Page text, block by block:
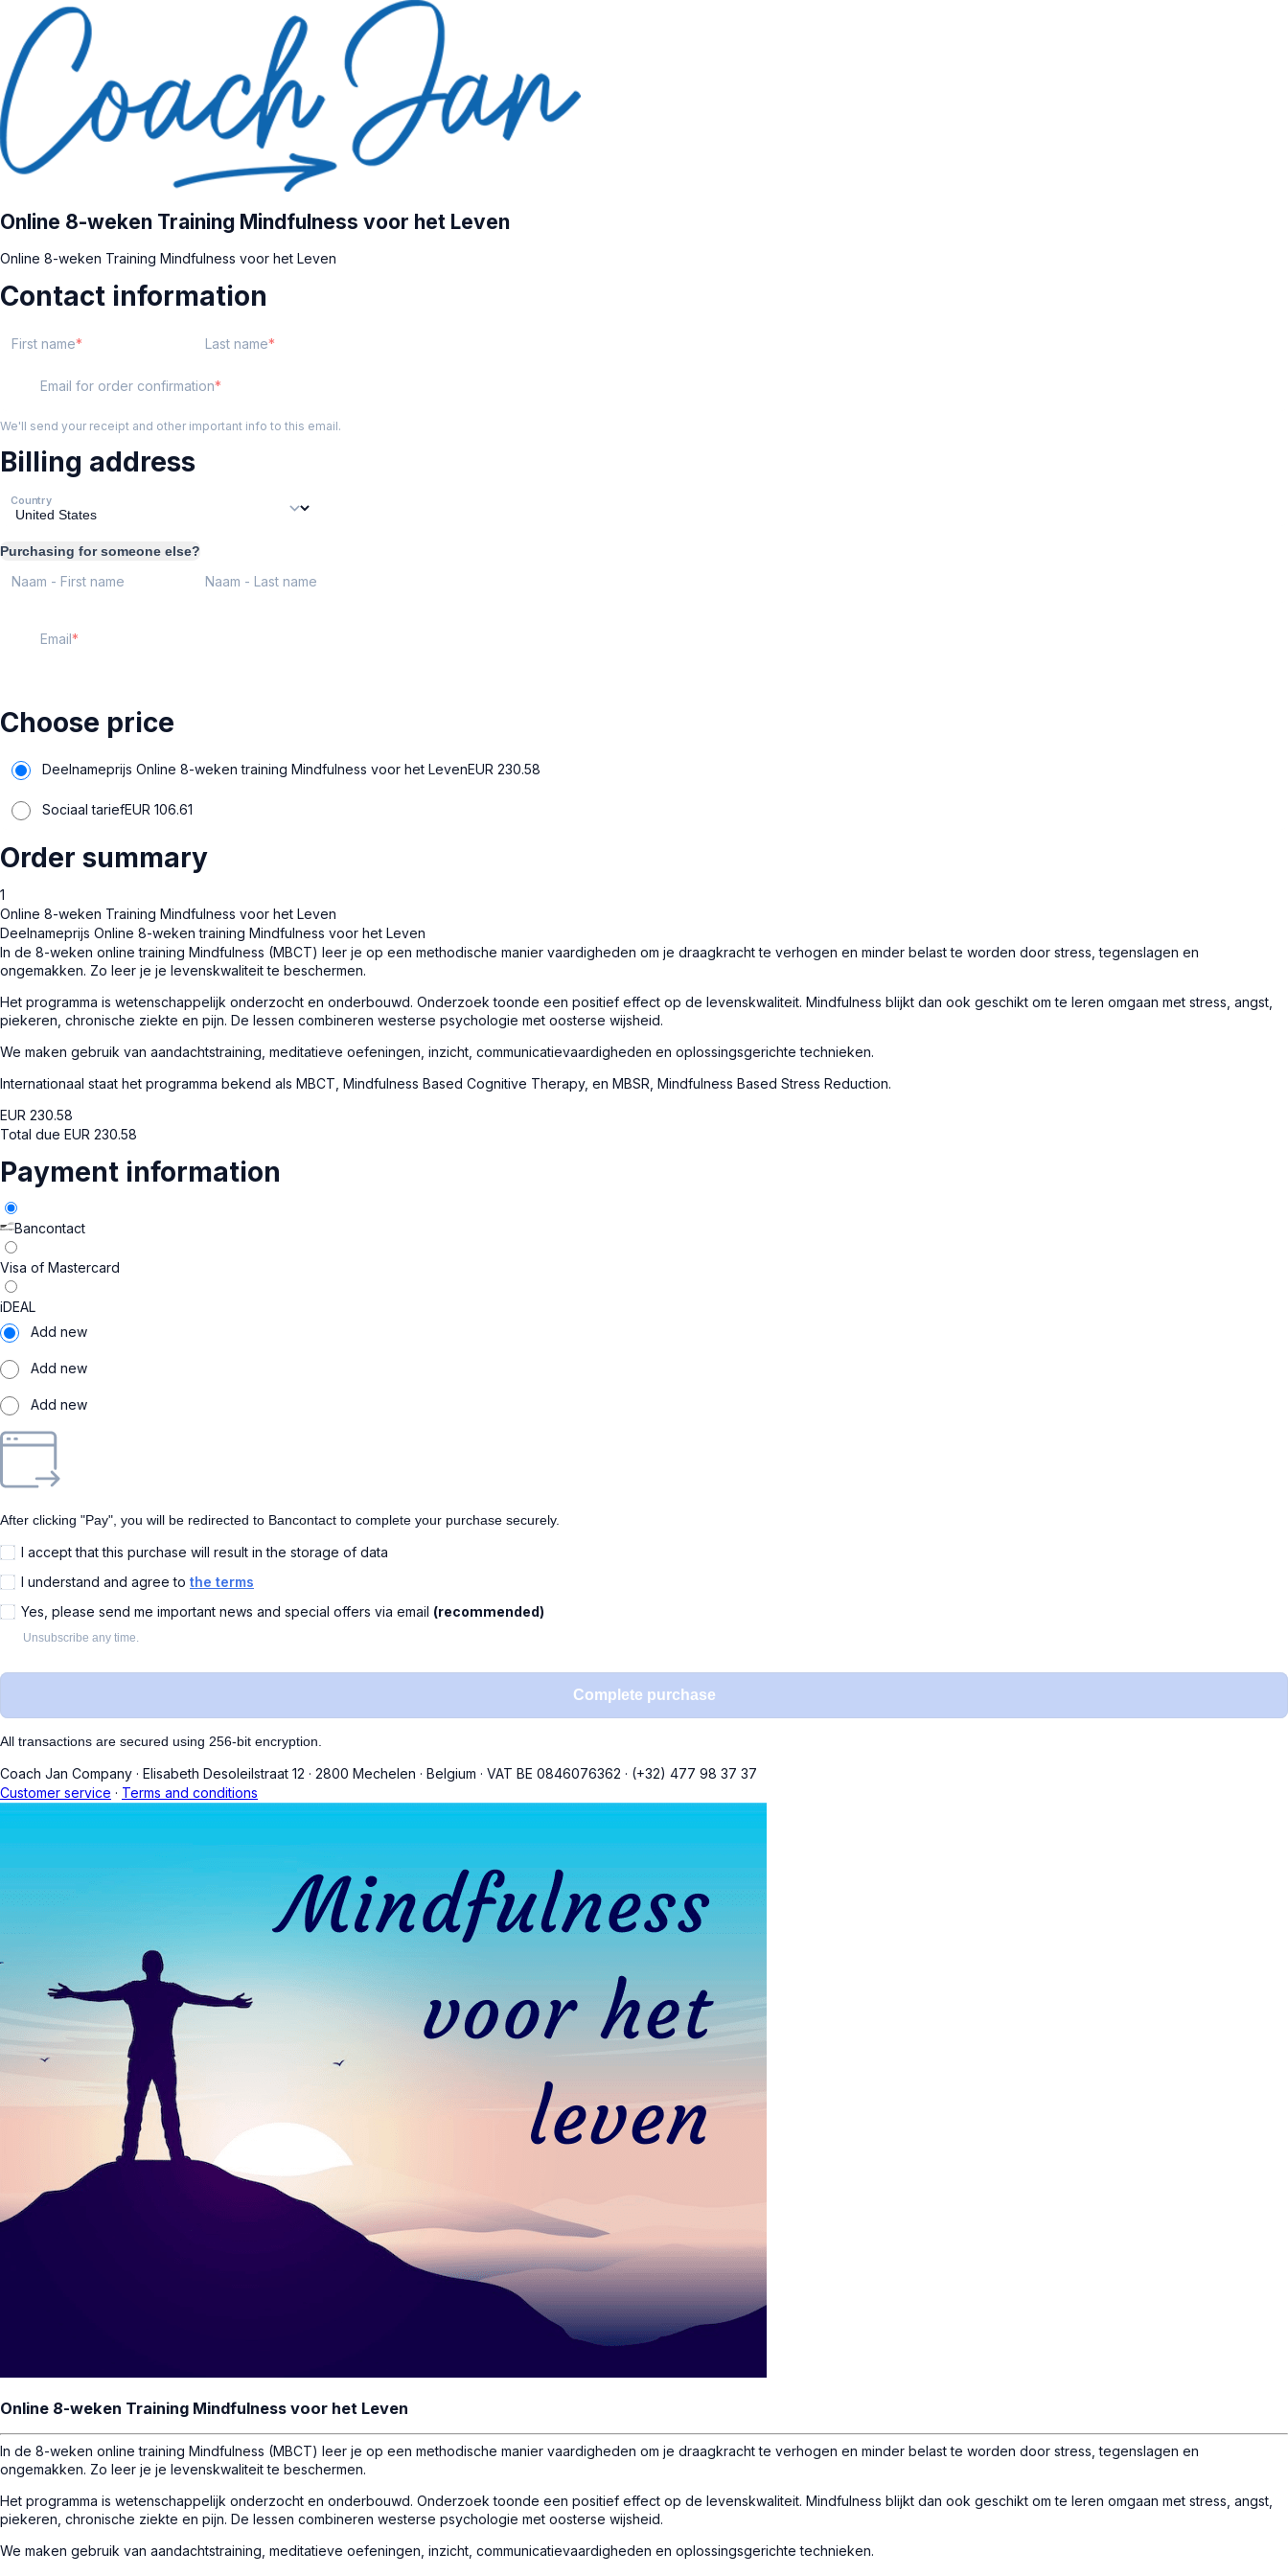
Online 8-weken Training Mindfulness voor het Leven
Online 8-weken Training Mindfulness voor het Leven
Contact information
First name Last name
Email for order confirmation
We'll send your receipt and other important info to this email.
Billing address
Country
Purchasing for someone else?
Naam - First name Naam - Last name
Email
Choose price
Deelnameprijs Online 8-weken training Mindfulness voor het LevenEUR 230.58
Sociaal tariefEUR 106.61
Order summary
1
Online 8-weken Training Mindfulness voor het Leven
Deelnameprijs Online 8-weken training Mindfulness voor het Leven
In de 8-weken online training Mindfulness (MBCT) leer je op een methodische manier vaardigheden om je draagkracht te verhogen en minder belast te worden door stress, tegenslagen en
ongemakken. Zo leer je je levenskwaliteit te beschermen.
Het programma is wetenschappelijk onderzocht en onderbouwd. Onderzoek toonde een positief effect op de levenskwaliteit. Mindfulness blijkt dan ook geschikt om te leren omgaan met stress, angst,
piekeren, chronische ziekte en pijn. De lessen combineren westerse psychologie met oosterse wijsheid.
We maken gebruik van aandachtstraining, meditatieve oefeningen, inzicht, communicatievaardigheden en oplossingsgerichte technieken.
Internationaal staat het programma bekend als MBCT, Mindfulness Based Cognitive Therapy, en MBSR, Mindfulness Based Stress Reduction.
EUR 230.58
Total due EUR 230.58
Payment information
Bancontact
Visa of Mastercard
iDEAL
Add new
Add new
Add new
After clicking "Pay", you will be redirected to Bancontact to complete your purchase securely.
I accept that this purchase will result in the storage of data
I understand and agree to the terms
Yes, please send me important news and special offers via email (recommended)
Unsubscribe any time.
Complete purchase
All transactions are secured using 256-bit encryption.
Coach Jan Company · Elisabeth Desoleilstraat 12 · 2800 Mechelen · Belgium · VAT BE 0846076362 · (+32) 477 98 37 37
Customer service · Terms and conditions
Online 8-weken Training Mindfulness voor het Leven
In de 8-weken online training Mindfulness (MBCT) leer je op een methodische manier vaardigheden om je draagkracht te verhogen en minder belast te worden door stress, tegenslagen en
ongemakken. Zo leer je je levenskwaliteit te beschermen.
Het programma is wetenschappelijk onderzocht en onderbouwd. Onderzoek toonde een positief effect op de levenskwaliteit. Mindfulness blijkt dan ook geschikt om te leren omgaan met stress, angst,
piekeren, chronische ziekte en pijn. De lessen combineren westerse psychologie met oosterse wijsheid.
We maken gebruik van aandachtstraining, meditatieve oefeningen, inzicht, communicatievaardigheden en oplossingsgerichte technieken.